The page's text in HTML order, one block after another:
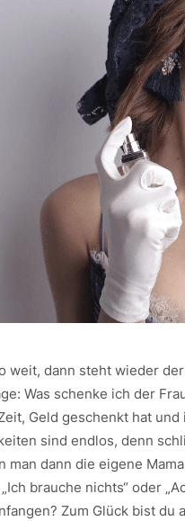
weit, dann steht wieder
Was schenke ich der
Geld geschenkt hat
sind endlos, denn
man dann die eigene
brauche nichts“ oder
Zum Glück bist